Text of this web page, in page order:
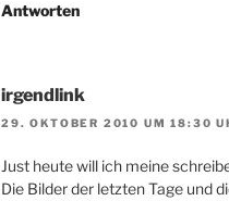
Antworten
irgendlink
29. OKTOBER 2010 UM 18:30
Just heute will ich meine
Die Bilder der letzten Tage und